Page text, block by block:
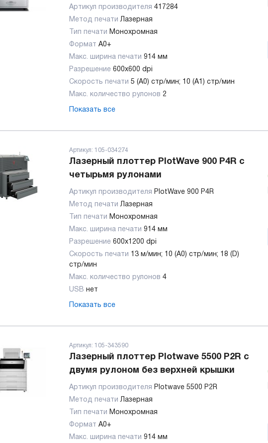
Артикул производителя 417284
Метод печати Лазерная
Тип печати Монохромная
Формат A0+
Макс. ширина печати 914 мм
Разрешение 600х600 dpi
Скорость печати 5 (A0) стр/мин; 10 (A1) стр/мин
Макс. количество рулонов 2
Показать все
Артикул: 105-034274
Лазерный плоттер PlotWave 900 P4R с
четырьмя рулонами
Артикул производителя PlotWave 900 P4R
Метод печати Лазерная
Тип печати Монохромная
Макс. ширина печати 914 мм
Разрешение 600х1200 dpi
Скорость печати 13 м/мин; 10 (A0) стр/мин; 18 (D)
стр/мин
Макс. количество рулонов 4
USB нет
Показать все
Артикул: 105-343590
Лазерный плоттер Plotwave 5500 P2R с
двумя рулоном без верхней крышки
Артикул производителя Plotwave 5500 P2R
Метод печати Лазерная
Тип печати Монохромная
Формат A0+
Макс. ширина печати 914 мм